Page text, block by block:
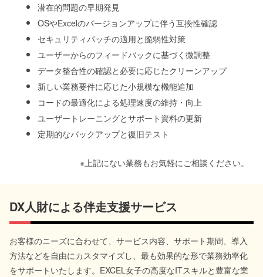
潜在的問題の早期発見
OSやExcelのバージョンアップに伴う互換性確認
セキュリティパッチの適用と脆弱性対策
ユーザーからのフィードバックに基づく微調整
データ整合性の確認と必要に応じたクリーンアップ
新しい業務要件に応じた小規模な機能追加
コードの最適化による処理速度の維持・向上
ユーザートレーニングとサポート資料の更新
定期的なバックアップと復旧テスト
※上記にない業務もお気軽にご相談ください。
DX人財による伴走支援サービス
お客様のニーズに合わせて、サービス内容、サポート期間、導入
方法などを自由にカスタマイズし、最も効果的な形で業務効率化
をサポートいたします。EXCEL女子の高度なITスキルと豊富な業